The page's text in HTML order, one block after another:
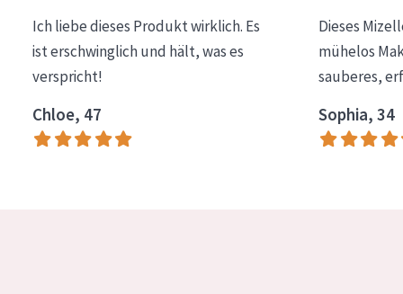
Lift+
Expert
Empfindliche Haut
Ich liebe dieses Produkt wirklich. Es
ist erschwinglich und hält, was es
verspricht!
Chloe, 47
Dieses
mühelos
sauberes,
Sophia, 34